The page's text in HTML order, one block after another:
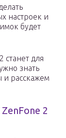
настроек и
будет
станет для
знать
и расскажем
2